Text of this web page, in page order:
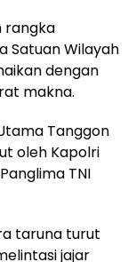
rangka
Satuan Wilayah
dengan
makna.
Tanggon
oleh Kapolri
TNI
taruna turut
jajar